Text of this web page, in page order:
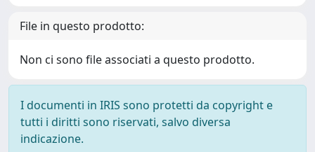
File in questo prodotto:
Non ci sono file associati a questo prodotto.
I documenti in IRIS sono protetti da copyright e
tutti i diritti sono riservati, salvo diversa
indicazione.